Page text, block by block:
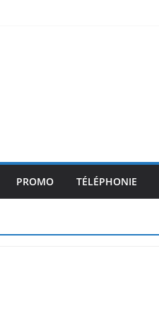
PROMO TÉLÉPHONIE